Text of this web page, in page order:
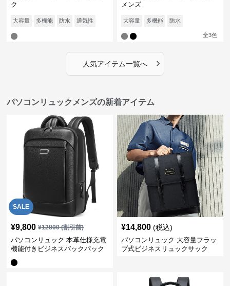
ク
大容量 多機能 防水 通気性
メンズ
大容量 多機能 防水
全3色
人気アイテム一覧へ ›
パソコンリュックメンズの新着アイテム
SALE
¥9,800 ¥12800(割引前)
パソコンリュック 本革仕様充電
機能付きビジネスバックパック
¥14,800 (税込)
パソコンリュック 大容量フラッ
プ式ビジネスリュックサック